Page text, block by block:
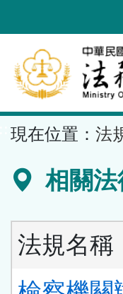
到
要
內
容
區
現在位置： 法
相關法
法規名稱